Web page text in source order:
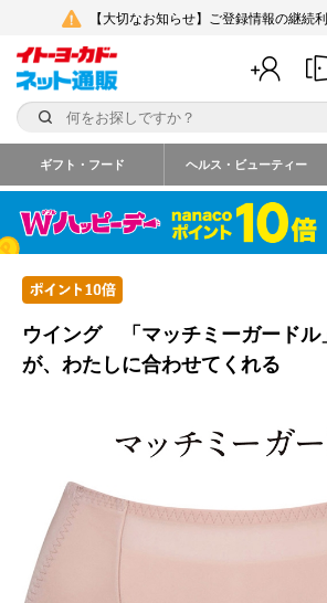
【大切なお知らせ】ご登録情報の継続
ギフト・フード ヘルス・ビューティー
ウイング 「マッチミーガード
が、わたしに合わせてくれる